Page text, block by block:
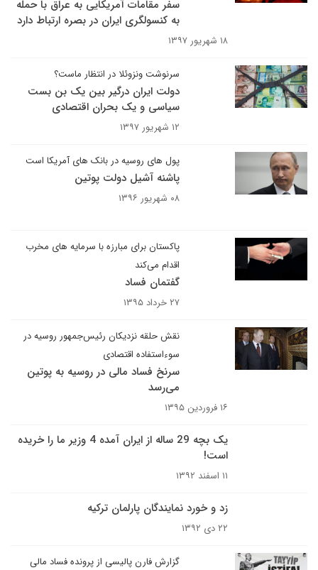
سفر مقامات آمریکایی به عراق با حمله
به کنسولگری ایران در بصره ارتباط دارد
۱۸ شهریور ۱۳۹۷
سرنوشت ونزوئلا در انتظار ماست؟
دولت ایران درگیر بین یک بن بست
سیاسی و یک بحران اقتصادی
۱۲ شهریور ۱۳۹۷
پول های روسیه در بانک های آمریکا است
پاشنه آشیل دولت پوتین
۰۸ شهریور ۱۳۹۶
پاکستان برای مبارزه با سرمایه های مخرب
اقدام می‌کند
گفتمان فساد
۲۷ خرداد ۱۳۹۵
نقش حلقه نزدیکان رئیس‌جمهور روسیه در
سوءاستفاده اقتصادی
سرنخ فساد مالی در روسیه به پوتین
می‌رسد
۱۶ فروردین ۱۳۹۵
یک بچه 29 ساله از ایران آمده 4 وزیر ما را خریده
است!
۱۱ اسفند ۱۳۹۲
زد و خورد نمایندگان پارلمان ترکیه
۲۲ دی ۱۳۹۲
گزارش فارن پالیسی از پرونده فساد مالی